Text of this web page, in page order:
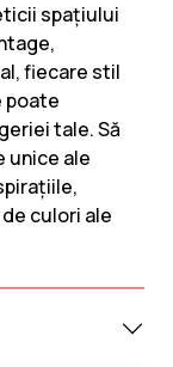
spațiului
fiecare stil
poate
tale. Să
unice ale
culori ale